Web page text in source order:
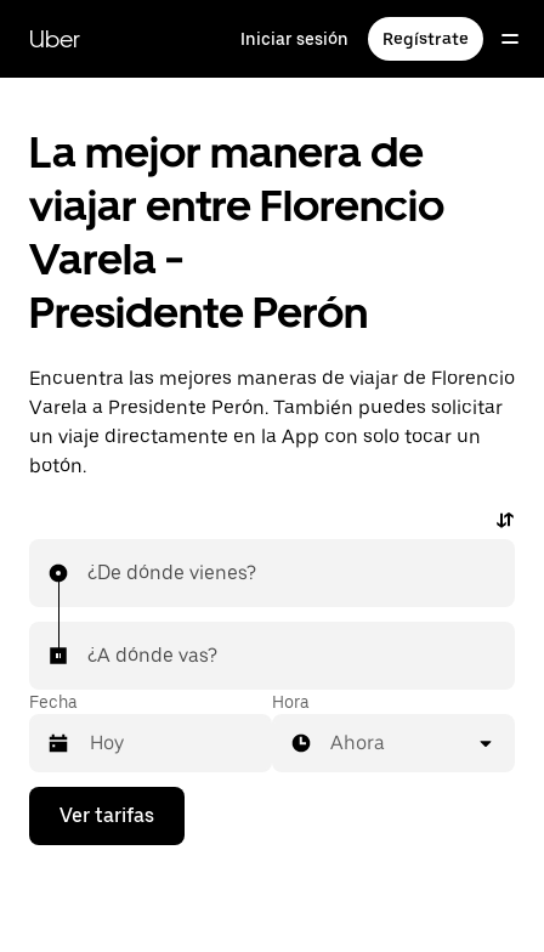
contenido
principal
Uber Iniciar sesión Regístrate
La mejor manera de
viajar entre Florencio
Varela -
Presidente Perón
Encuentra las mejores maneras de viajar de Florencio
Varela a Presidente Perón. También puedes solicitar
un viaje directamente en la App con solo tocar un
botón.
¿De dónde vienes?
¿A dónde vas?
Fecha
Presiona
flecha
Hora
Ahora
Ver tarifas